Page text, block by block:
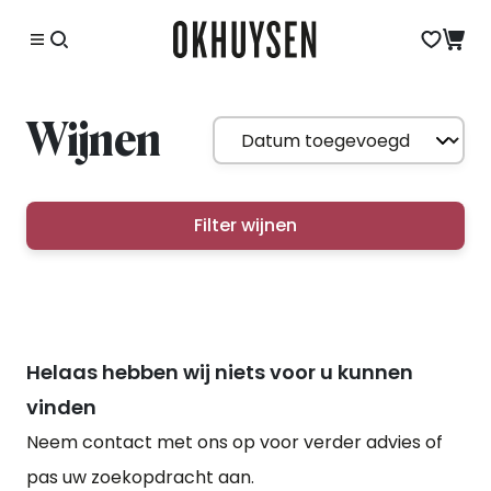
Wijnen
Filter wijnen
Helaas hebben wij niets voor u kunnen
vinden
Neem contact met ons op voor verder advies of
pas uw zoekopdracht aan.